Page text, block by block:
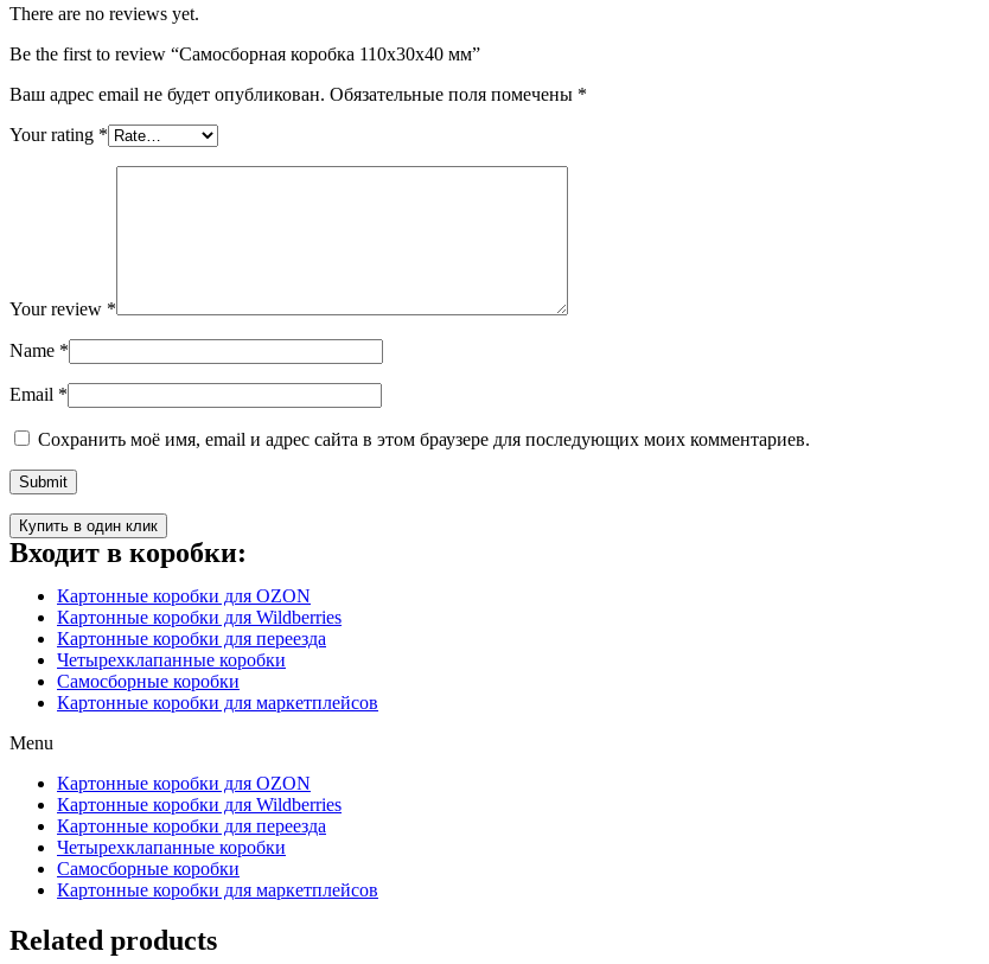
There are no reviews yet.
Be the first to review “Самосборная коробка 110х30х40 мм”
Ваш адрес email не будет опубликован. Обязательные поля помечены *
Your rating *
Your review *
Name *
Email *
Сохранить моё имя, email и адрес сайта в этом браузере для последующих моих комментариев.
Купить в один клик
Входит в коробки:
Картонные коробки для OZON
Картонные коробки для Wildberries
Картонные коробки для переезда
Четырехклапанные коробки
Самосборные коробки
Картонные коробки для маркетплейсов
Menu
Картонные коробки для OZON
Картонные коробки для Wildberries
Картонные коробки для переезда
Четырехклапанные коробки
Самосборные коробки
Картонные коробки для маркетплейсов
Related products